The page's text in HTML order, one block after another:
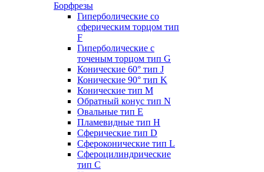
Борфрезы
Гиперболические cо
сферическим торцом тип
F
Гиперболические с
точеным торцом тип G
Конические 60° тип J
Конические 90° тип K
Конические тип M
Обратный конус тип N
Овальные тип E
Пламевидные тип H
Сферические тип D
Сфероконические тип L
Сфероцилиндрические
тип C